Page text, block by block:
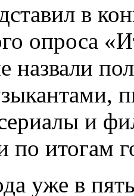
в
опроса
назвали
и
по итогам
уже в